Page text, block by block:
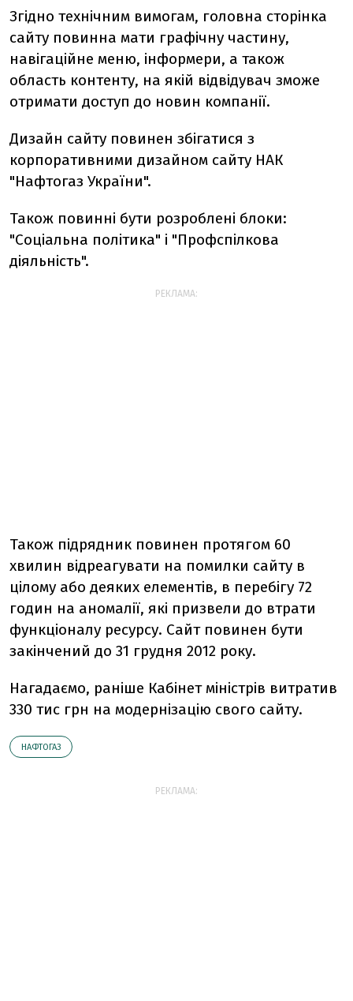
Згідно технічним вимогам, головна сторінка
сайту повинна мати графічну частину,
навігаційне меню, інформери, а також
область контенту, на якій відвідувач зможе
отримати доступ до новин компанії.
Дизайн сайту повинен збігатися з
корпоративними дизайном сайту НАК
"Нафтогаз України".
Також повинні бути розроблені блоки:
"Соціальна політика" і "Профспілкова
діяльність".
РЕКЛАМА:
Також підрядник повинен протягом 60
хвилин відреагувати на помилки сайту в
цілому або деяких елементів, в перебігу 72
годин на аномалії, які призвели до втрати
функціоналу ресурсу. Сайт повинен бути
закінчений до 31 грудня 2012 року.
Нагадаємо, раніше Кабінет міністрів витратив
330 тис грн на модернізацію свого сайту.
НАФТОГАЗ
РЕКЛАМА: